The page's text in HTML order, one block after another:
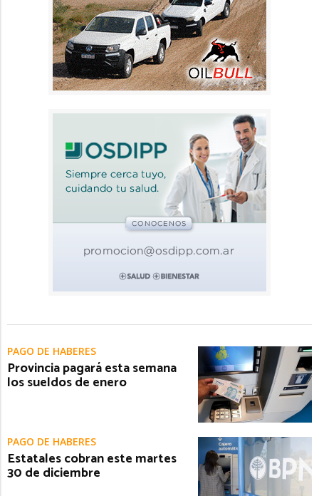
PAGO DE HABERES
Provincia pagará esta semana
los sueldos de enero
PAGO DE HABERES
Estatales cobran este martes
30 de diciembre